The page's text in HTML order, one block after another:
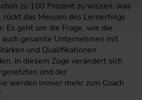
zu 100 Prozent zu wissen, was
das Messen des Lernerfolgs
Es geht um die Frage, wie die
gesamte Unternehmen mit
und Qualifikationen
In diesem Zuge verändert sich
und der
werden immer mehr zum Coach